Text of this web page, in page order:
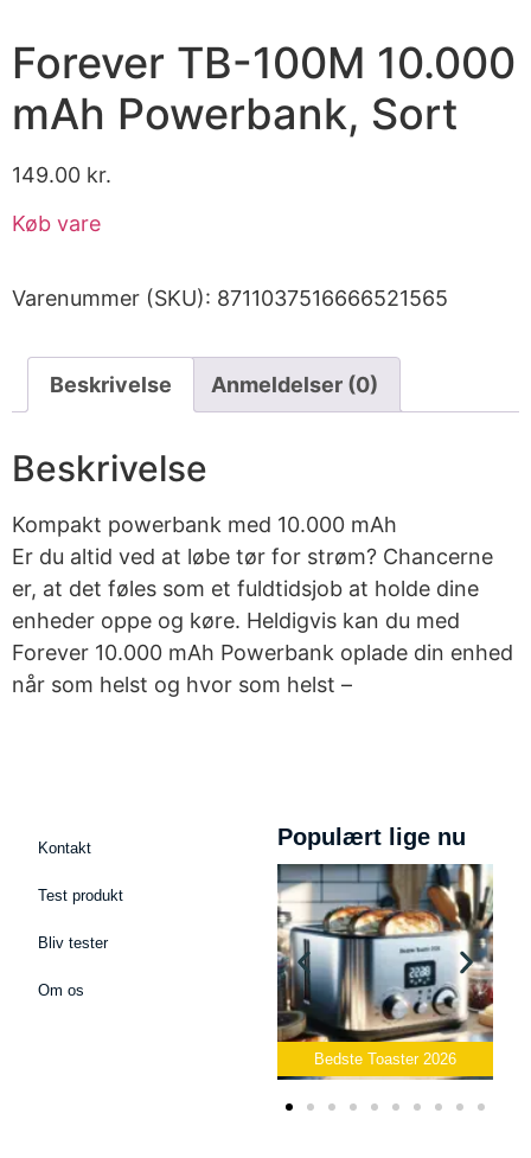
Forever TB-100M 10.000
mAh Powerbank, Sort
149.00 kr.
Køb vare
Varenummer (SKU): 8711037516666521565
Beskrivelse Anmeldelser (0)
Beskrivelse
Kompakt powerbank med 10.000 mAh
Er du altid ved at løbe tør for strøm? Chancerne
er, at det føles som et fuldtidsjob at holde dine
enheder oppe og køre. Heldigvis kan du med
Forever 10.000 mAh Powerbank oplade din enhed
når som helst og hvor som helst –
Kontakt
Test produkt
Bliv tester
Om os
Populært lige nu
Bedste Toaster 2026